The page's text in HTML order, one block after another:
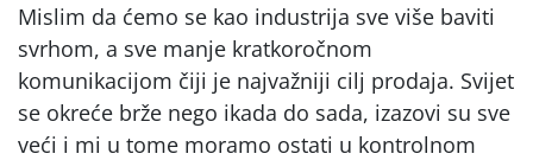
Mislim da ćemo se kao industrija sve više baviti
svrhom, a sve manje kratkoročnom
komunikacijom čiji je najvažniji cilj prodaja. Svijet
se okreće brže nego ikada do sada, izazovi su sve
veći i mi u tome moramo ostati u kontrolnom